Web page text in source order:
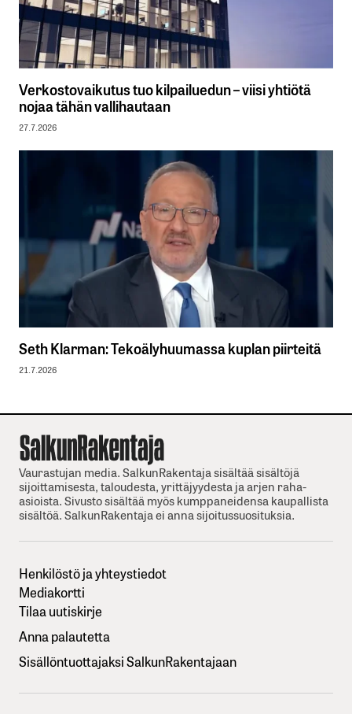
Verkostovaikutus tuo kilpailuedun – viisi yhtiötä
nojaa tähän vallihautaan
27.7.2026
Seth Klarman: Tekoälyhuumassa kuplan piirteitä
21.7.2026
Vaurastujan media. SalkunRakentaja sisältää sisältöjä
sijoittamisesta, taloudesta, yrittäjyydesta ja arjen raha-
asioista. Sivusto sisältää myös kumppaneidensa kaupallista
sisältöä. SalkunRakentaja ei anna sijoitussuosituksia.
Henkilöstö ja yhteystiedot
Mediakortti
Tilaa uutiskirje
Anna palautetta
Sisällöntuottajaksi SalkunRakentajaan